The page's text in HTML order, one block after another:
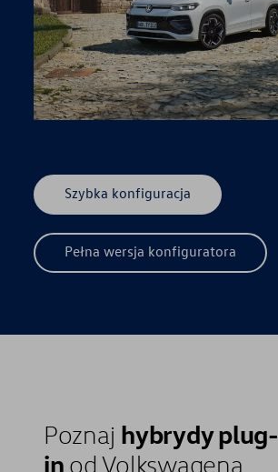
Szybka konfiguracja
Pełna wersja konfiguratora
Poznaj hybrydy plug-
in od Volkswagena